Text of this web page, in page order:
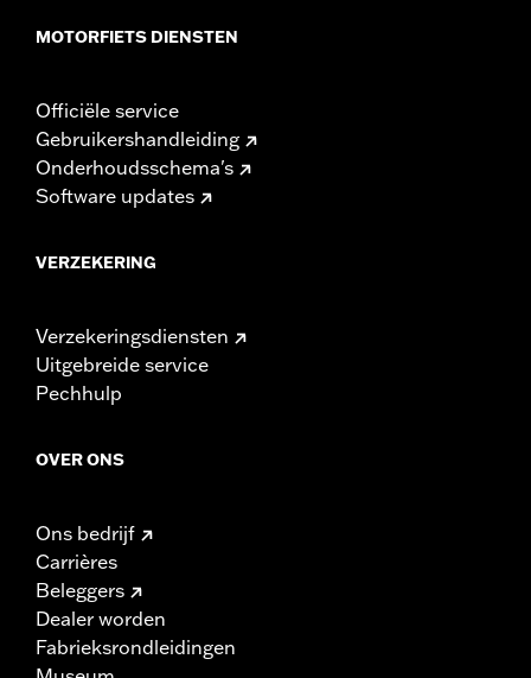
MOTORFIETS DIENSTEN
Officiële service
Gebruikershandleiding
Onderhoudsschema's
Software updates
VERZEKERING
Verzekeringsdiensten
Uitgebreide service
Pechhulp
OVER ONS
Ons bedrijf
Carrières
Beleggers
Dealer worden
Fabrieksrondleidingen